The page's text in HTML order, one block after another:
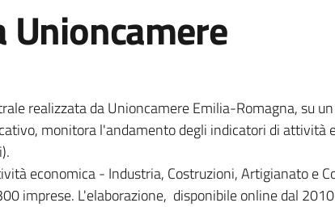
realizzata da Unioncamere Emilia-Romagna, su
monitora l'andamento degli indicatori di attività
economica - Industria, Costruzioni, Artigianato e
imprese. L'elaborazione, disponibile online dal